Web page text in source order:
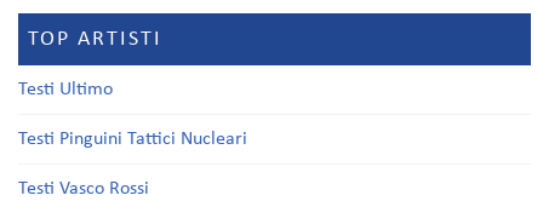
TOP ARTISTI
Testi Ultimo
Testi Pinguini Tattici Nucleari
Testi Vasco Rossi